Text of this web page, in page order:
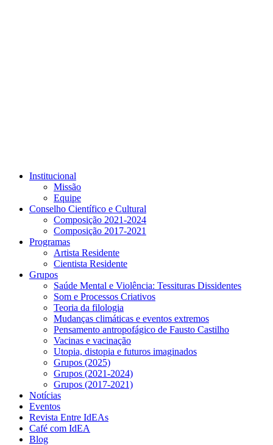
Institucional
Missão
Equipe
Conselho Científico e Cultural
Composição 2021-2024
Composição 2017-2021
Programas
Artista Residente
Cientista Residente
Grupos
Saúde Mental e Violência: Tessituras Dissidentes
Som e Processos Criativos
Teoria da filologia
Mudanças climáticas e eventos extremos
Pensamento antropofágico de Fausto Castilho
Vacinas e vacinação
Utopia, distopia e futuros imaginados
Grupos (2025)
Grupos (2021-2024)
Grupos (2017-2021)
Notícias
Eventos
Revista Entre IdEAs
Café com IdEA
Blog